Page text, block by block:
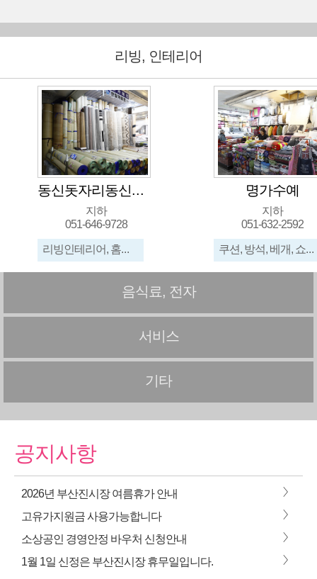
리빙, 인테리어
동신돗자리동신카페트
지하
051-646-9728
리빙인테리어, 홈데코, 카페트, 러그, 한일카페트, 거실카페트, 왕돗자리, 여름카페트
명가수예
지하
051-632-2592
쿠션, 방석, 베개, 쇼파패드, 예단용품, 사성보, 기러기, 반짇고리
음식료, 전자
서비스
기타
공지사항
2026년 부산진시장 여름휴가 안내 >
고유가지원금 사용가능합니다 >
소상공인 경영안정 바우처 신청안내 >
1월 1일 신정은 부산진시장 휴무일입니다. >